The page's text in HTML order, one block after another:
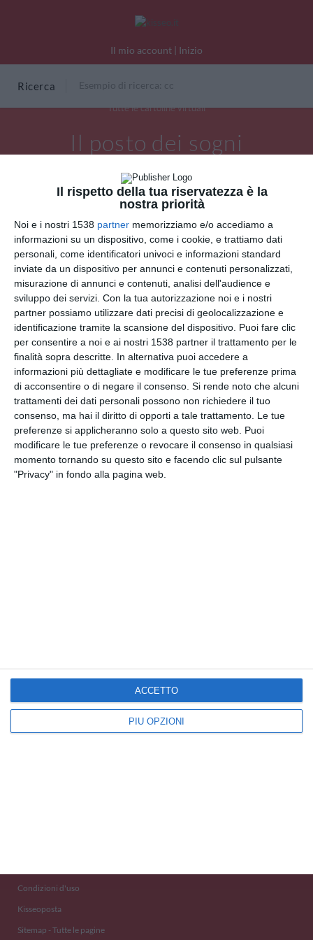
Il rispetto della tua riservatezza è la
nostra priorità
Noi e i nostri 1538 partner memorizziamo e/o accediamo a
informazioni su un dispositivo, come i cookie, e trattiamo dati
personali, come identificatori univoci e informazioni standard
inviate da un dispositivo per annunci e contenuti personalizzati,
misurazione di annunci e contenuti, analisi dell'audience e
sviluppo dei servizi. Con la tua autorizzazione noi e i nostri
partner possiamo utilizzare dati precisi di geolocalizzazione e
identificazione tramite la scansione del dispositivo. Puoi fare clic
per consentire a noi e ai nostri 1538 partner il trattamento per le
finalità sopra descritte. In alternativa puoi accedere a
informazioni più dettagliate e modificare le tue preferenze prima
di acconsentire o di negare il consenso. Si rende noto che alcuni
trattamenti dei dati personali possono non richiedere il tuo
consenso, ma hai il diritto di opporti a tale trattamento. Le tue
preferenze si applicheranno solo a questo sito web. Puoi
modificare le tue preferenze o revocare il consenso in qualsiasi
momento tornando su questo sito e facendo clic sul pulsante
"Privacy" in fondo alla pagina web.
PIÙ OPZIONI
ACCETTO
Il mio account | Inizio
Ricerca
Tutte le cartoline virtuali
Il posto dei sogni
INVIA QUESTA CARTOLINA
via Email(GRATUITO)
CONDIVIDI QUESTA
CARTOLINA
Facebook, Twitter, WhatsApp, ...
Condizioni d'uso
Kisseoposta
Sitemap - Tutte le pagine